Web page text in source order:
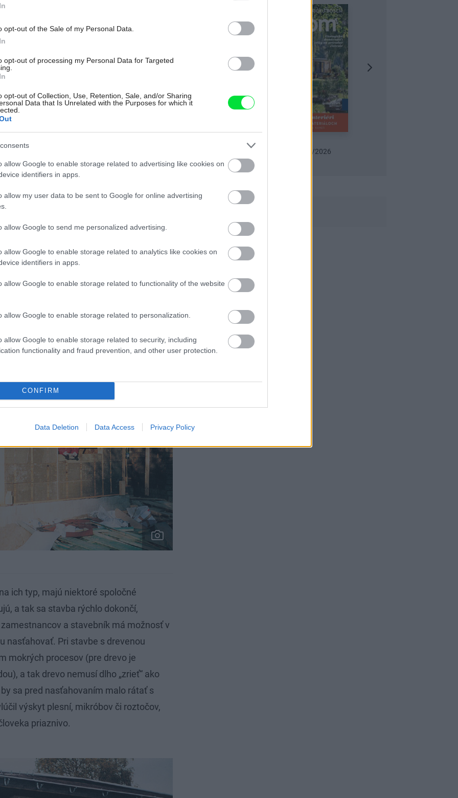
opt-out of the Sale of my Personal Data.
opt-out of processing my Personal Data for Targeted
opt-out of Collection, Use, Retention, Sale, and/or Sharing
Data that Is Unrelated with the Purposes for which it
allow Google to enable storage related to advertising like cookies on
identifiers in apps.
allow my user data to be sent to Google for online advertising
allow Google to send me personalized advertising.
allow Google to enable storage related to analytics like cookies on
identifiers in apps.
allow Google to enable storage related to functionality of the website
allow Google to enable storage related to personalization.
allow Google to enable storage related to security, including
functionality and fraud prevention, and other user protection.
CONFIRM
Data Deletion Data Access Privacy Policy
predstavuje základný stavebný
dreva a jeho obľube medzi ľuďmi.
opracúva a vo vhodných podmienkach
len ako obklad stien v interiéri, ale aj
drevené konštrukcie krovov,
či renesančných domov.
ktoré môžu byť stavbe na ťarchu –
(pracuje), vo vlhkom prostredí
hubám. Odborníci, ktorí s drevom
účinne predchádzať. Podmienkou je,
stanovené zásady pri stavbe aj
ich typ, majú niektoré spoločné
a tak sa stavba rýchlo dokončí,
a stavebník má možnosť v
nasťahovať. Pri stavbe s drevenou
mokrých procesov (pre drevo je
a tak drevo nemusí dlho „zrieť“ ako
sa pred nasťahovaním malo rátať s
výskyt plesní, mikróbov či roztočov,
priaznivo.
Urob si sám 6/2026